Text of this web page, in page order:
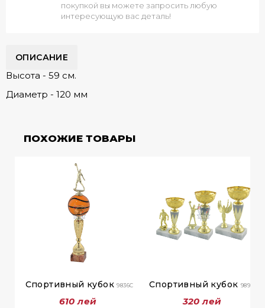
покупкой вы можете запросить любую
интересующую вас деталь!
ОПИСАНИЕ
Высота - 59 см.
Диаметр - 120 мм
ПОХОЖИЕ ТОВАРЫ
Спортивный кубок9836C
610 лей
Спортивный кубок 9899A
320 лей